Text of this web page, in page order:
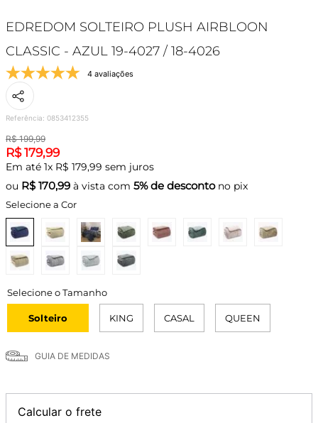
EDREDOM SOLTEIRO PLUSH AIRBLOON
CLASSIC - AZUL 19-4027 / 18-4026
4 avaliações
Referência: 0853412355
R$ 199,99
R$ 179,99
Em até 1x R$ 179,99 sem juros
ou R$ 170,99 à vista com 5% de descontono pix
Selecione a Cor
Solteiro KING CASAL QUEEN
GUIA DE MEDIDAS
Calcular o frete